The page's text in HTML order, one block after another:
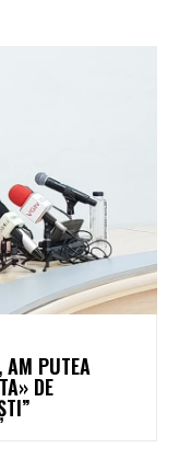
PUTEA
DE